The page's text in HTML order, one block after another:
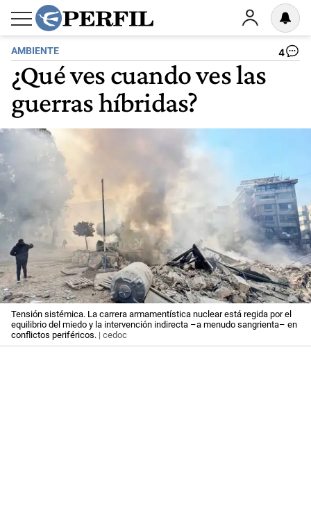
AMBIENTE 4
¿Qué ves cuando ves las
guerras híbridas?
Tensión sistémica. La carrera armamentística nuclear está regida por el
equilibrio del miedo y la intervención indirecta –a menudo sangrienta– en
conflictos periféricos. | cedoc